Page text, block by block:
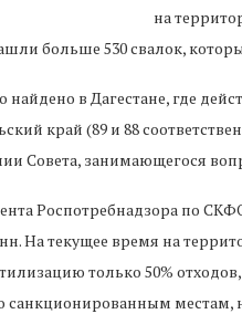
на
больше 530 свалок,
в Дагестане, где
край (89 и 88
Совета, занимающегося
Роспотребнадзора по
На текущее время на
только 50%
санкционированным местам,